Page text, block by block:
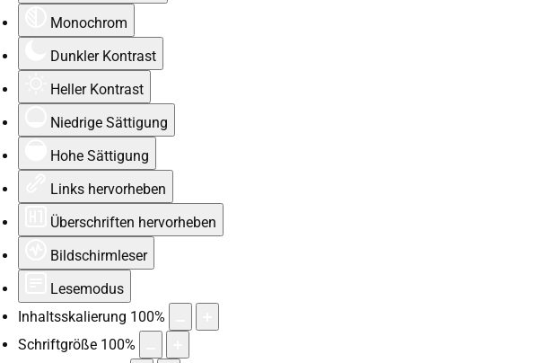
Monochrom
Dunkler Kontrast
Heller Kontrast
Niedrige Sättigung
Hohe Sättigung
Links hervorheben
Überschriften hervorheben
Bildschirmleser
Lesemodus
Inhaltsskalierung 100%
Schriftgröße 100%